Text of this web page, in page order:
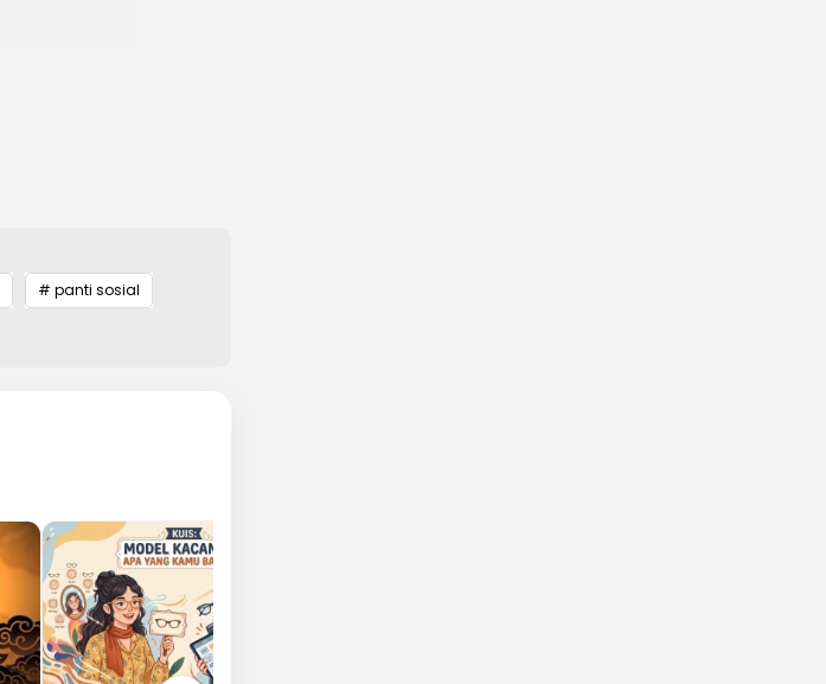
# panti sosial